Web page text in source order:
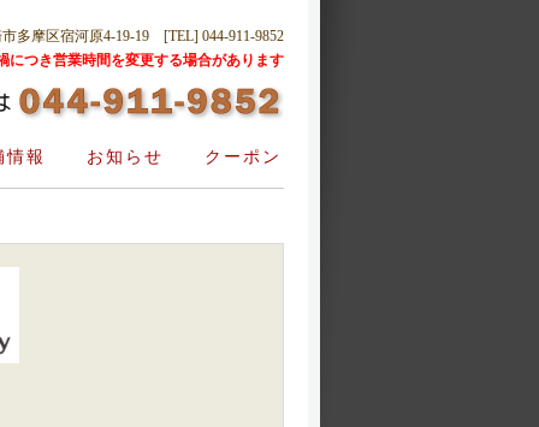
多摩区宿河原4-19-19 [TEL] 044-911-9852
につき営業時間を変更する場合があります
情報 お知らせ クーポン